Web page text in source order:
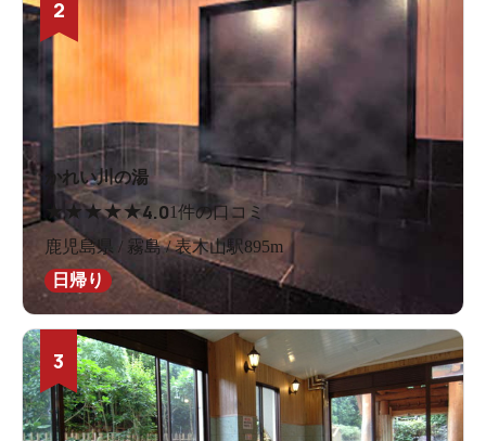
2
かれい川の湯
★★★★★4.01件の口コミ
鹿児島県 / 霧島 / 表木山駅895m
日帰り
3